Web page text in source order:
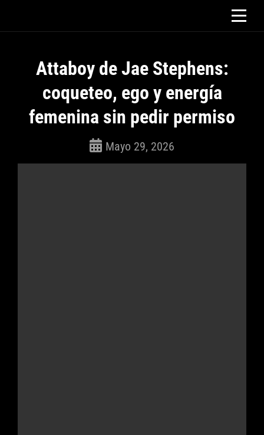
Attaboy de Jae Stephens:
coqueteo, ego y energía
femenina sin pedir permiso
Mayo 29, 2026